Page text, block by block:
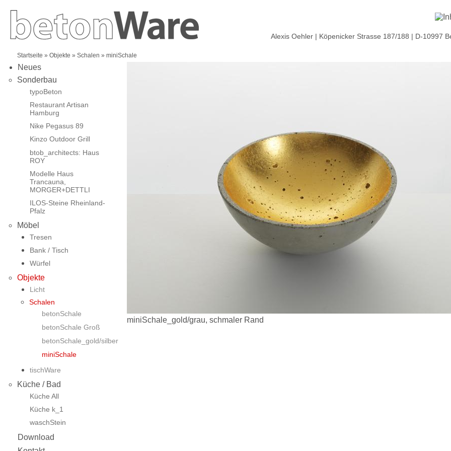
Alexis Oehler | Köpenicker Strasse 187/188 | D-10997
Startseite » Objekte » Schalen » miniSchale
Neues
Sonderbau
typoBeton
Restaurant Artisan
Hamburg
Nike Pegasus 89
Kinzo Outdoor Grill
btob_architects: Haus
ROY
Modelle Haus
Trancauna,
MORGER+DETTLI
ILOS-Steine Rheinland-
Pfalz
Möbel
Tresen
Bank / Tisch
Würfel
Objekte
Licht
Schalen
betonSchale
betonSchale Groß
betonSchale_gold/silber
miniSchale
tischWare
Küche / Bad
Küche All
Küche k_1
waschStein
Download
miniSchale_gold/grau, schmaler Rand